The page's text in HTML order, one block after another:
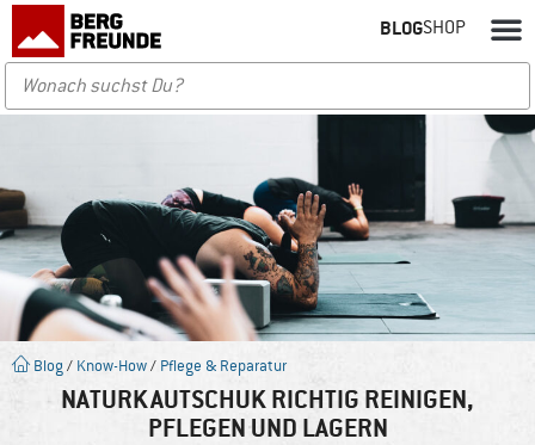
BLOGSHOP
Blog / Know-How/ Pflege & Reparatur
NATURKAUTSCHUK RICHTIG REINIGEN,
PFLEGEN UND LAGERN